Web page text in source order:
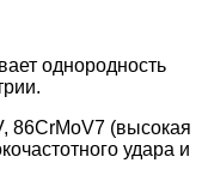
однородность
86CrMoV7 (высокая
удара и